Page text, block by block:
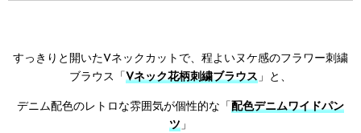
すっきりと開いたVネックカットで、程よいヌケ感のフラワー刺繍
ブラウス「 Vネック花柄刺繍ブラウス」と、
デニム配色のレトロな雰囲気が個性的な「 配色デニムワイドパン
ツ」